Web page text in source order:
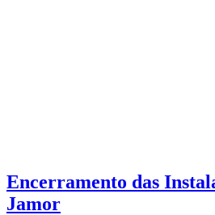
Encerramento das
Jamor